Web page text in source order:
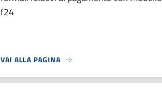
f24
VAI ALLA PAGINA